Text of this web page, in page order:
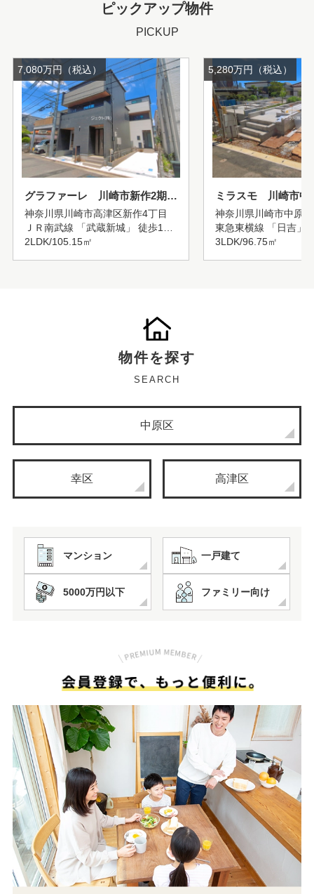
ピックアップ物件
PICKUP
7,080万円（税込）
グラファーレ 川崎市新作2期2棟 1号棟
神奈川県川崎市高津区新作4丁目
2LDK/105.15㎡
5,280万円（税込）
神奈川県川崎市中原
東急東横線 「日吉」
3LDK/96.75㎡
物件を探す
SEARCH
中原区
幸区 高津区
マンション 一戸建て
5000万円以下 ファミリー向け